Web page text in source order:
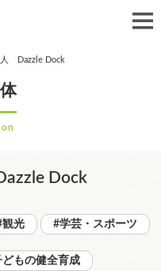
Dazzle Dock
Dock
観光 #学芸・スポーツ
どもの健全育成